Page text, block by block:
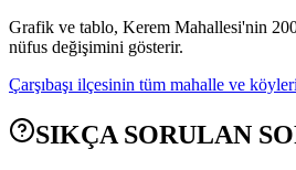
Grafik ve tablo, Kerem Mahallesi'nin
nüfus değişimini gösterir.
Çarşıbaşı ilçesinin tüm mahalle ve
SIKÇA SORULAN